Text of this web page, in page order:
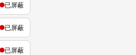
已屏蔽
已屏蔽
已屏蔽